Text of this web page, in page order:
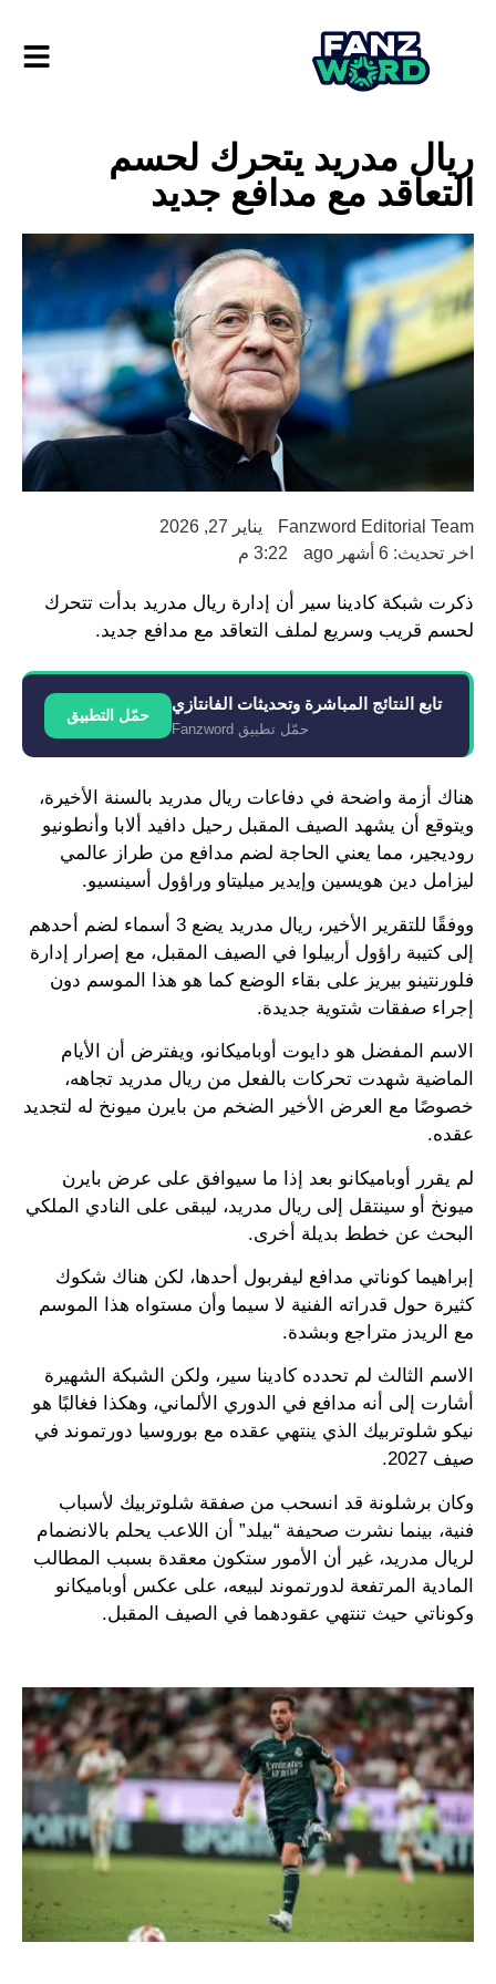
ريال مدريد يتحرك لحسم
التعاقد مع مدافع جديد
Fanzword Editorial Team
يناير 27, 2026
اخر تحديث: 6 أشهر ago
3:22 م
ذكرت شبكة كادينا سير أن إدارة ريال مدريد بدأت تتحرك
لحسم قريب وسريع لملف التعاقد مع مدافع جديد.
تابع النتائج المباشرة وتحديثات الفانتازي
حمّل تطبيق Fanzword
حمّل التطبيق
هناك أزمة واضحة في دفاعات ريال مدريد بالسنة الأخيرة،
ويتوقع أن يشهد الصيف المقبل رحيل دافيد ألابا وأنطونيو
روديجير، مما يعني الحاجة لضم مدافع من طراز عالمي
ليزامل دين هويسين وإيدير ميليتاو وراؤول أسينسيو.
ووفقًا للتقرير الأخير، ريال مدريد يضع 3 أسماء لضم أحدهم
إلى كتيبة راؤول أربيلوا في الصيف المقبل، مع إصرار إدارة
فلورنتينو بيريز على بقاء الوضع كما هو هذا الموسم دون
إجراء صفقات شتوية جديدة.
الاسم المفضل هو دايوت أوباميكانو، ويفترض أن الأيام
الماضية شهدت تحركات بالفعل من ريال مدريد تجاهه،
خصوصًا مع العرض الأخير الضخم من بايرن ميونخ له لتجديد
عقده.
لم يقرر أوباميكانو بعد إذا ما سيوافق على عرض بايرن
ميونخ أو سينتقل إلى ريال مدريد، ليبقى على النادي الملكي
البحث عن خطط بديلة أخرى.
إبراهيما كوناتي مدافع ليفربول أحدها، لكن هناك شكوك
كثيرة حول قدراته الفنية لا سيما وأن مستواه هذا الموسم
مع الريدز متراجع وبشدة.
الاسم الثالث لم تحدده كادينا سير، ولكن الشبكة الشهيرة
أشارت إلى أنه مدافع في الدوري الألماني، وهكذا فغالبًا هو
نيكو شلوتربيك الذي ينتهي عقده مع بوروسيا دورتموند في
صيف 2027.
وكان برشلونة قد انسحب من صفقة شلوتربيك لأسباب
فنية، بينما نشرت صحيفة “بيلد” أن اللاعب يحلم بالانضمام
لريال مدريد، غير أن الأمور ستكون معقدة بسبب المطالب
المادية المرتفعة لدورتموند لبيعه، على عكس أوباميكانو
وكوناتي حيث تنتهي عقودهما في الصيف المقبل.